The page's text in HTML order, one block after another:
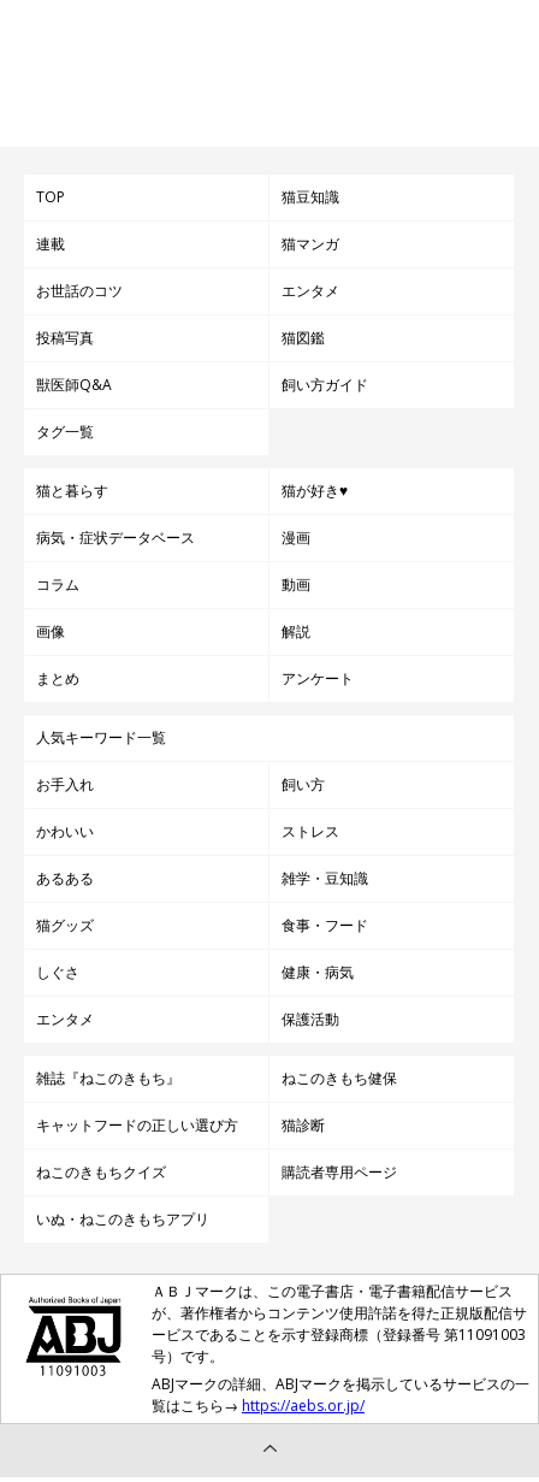
「乳がんチェックマッサージ」でもしもしこりが見つけたら、飼
ですよね。
「乳がんは早期発見が何より大切です。猫の命を救うため、
とがあったら、先延ばしにしないですぐ検査を受けることが大切
です」と小林先生はおっしゃいます。
検査ではどういうことをするのか、乳がんだったらどんな治療が
必要なのか、そして手術の際、飼い主がするべき決断とは何かな
と見る
TOP 猫豆知識
連載 猫マンガ
お世話のコツ エンタメ
投稿写真 猫図鑑
獣医師Q&A 飼い方ガイド
タグ一覧
猫と暮らす 猫が好き♥
病気・症状データベース 漫画
コラム 動画
画像 解説
まとめ アンケート
人気キーワード一覧
お手入れ 飼い方
かわいい ストレス
あるある 雑学・豆知識
猫グッズ 食事・フード
しぐさ 健康・病気
エンタメ 保護活動
雑誌『ねこのきもち』 ねこのきもち健保
キャットフードの正しい選び方 猫診断
ねこのきもちクイズ 購読者専用ページ
いぬ・ねこのきもちアプリ
ＡＢＪマークは、この電子書店・電子書籍配信サービス
が、著作権者からコンテンツ使用許諾を得た正規版配信サ
ービスであることを示す登録商標（登録番号 第11091003
号）です。
ABJマークの詳細、ABJマークを掲示しているサービスの一
覧はこちら→ https://aebs.or.jp/